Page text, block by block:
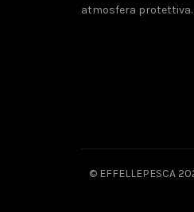
atmosfera protettiva.
© EFFELLEPESCA